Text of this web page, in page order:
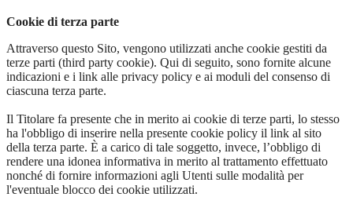
Cookie di terza parte
Attraverso questo Sito, vengono utilizzati anche cookie gestiti da
terze parti (third party cookie). Qui di seguito, sono fornite alcune
indicazioni e i link alle privacy policy e ai moduli del consenso di
ciascuna terza parte.
Il Titolare fa presente che in merito ai cookie di terze parti, lo stesso
ha l'obbligo di inserire nella presente cookie policy il link al sito
della terza parte. È a carico di tale soggetto, invece, l’obbligo di
rendere una idonea informativa in merito al trattamento effettuato
nonché di fornire informazioni agli Utenti sulle modalità per
l'eventuale blocco dei cookie utilizzati.